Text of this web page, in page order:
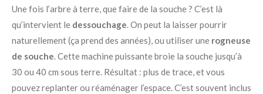
Une fois l’arbre à terre, que faire de la souche ? C’est là
qu’intervient le dessouchage. On peut la laisser pourrir
naturellement (ça prend des années), ou utiliser une rogneuse
de souche. Cette machine puissante broie la souche jusqu’à
30 ou 40 cm sous terre. Résultat : plus de trace, et vous
pouvez replanter ou réaménager l’espace. C’est souvent inclus